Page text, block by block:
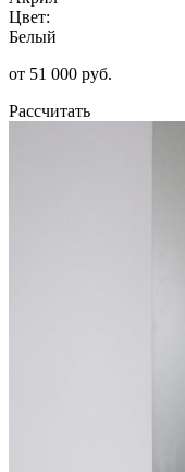
Цвет:
Белый
от 51 000 руб.
Рассчитать